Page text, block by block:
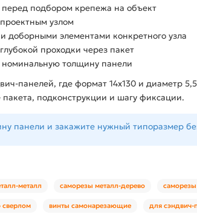
подбором крепежа на объект
узлом
доборными элементами конкретного узла
проходки через пакет
номинальную толщину панели
панелей, где формат 14x130 и диаметр
подконструкции и шагу фиксации.
панели и закажите нужный типоразмер
металл саморезы металл-дерево
сверлом винты самонарезающие для сэндвич-